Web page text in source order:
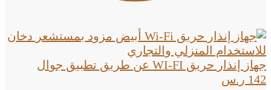
جهاز إنذار حريق WI-FI عن طريق تطبيق جوال
142 ر.س